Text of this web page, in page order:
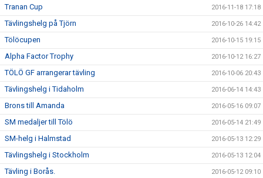
Tranan Cup 2016-11-18 17:18
Tävlingshelg på Tjörn 2016-10-26 14:42
Tölöcupen 2016-10-15 19:15
Alpha Factor Trophy 2016-10-12 16:27
TÖLÖ GF arrangerar tävling 2016-10-06 20:43
Tävlingshelg i Tidaholm 2016-06-14 14:43
Brons till Amanda 2016-05-16 09:07
SM medaljer till Tölö 2016-05-14 21:49
SM-helg i Halmstad 2016-05-13 12:29
Tävlingshelg i Stockholm 2016-05-13 12:04
Tävling i Borås. 2016-05-12 09:10